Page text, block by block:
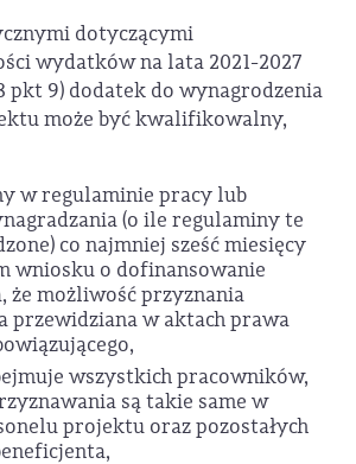
dotyczącymi
wydatków na lata 2021-2027
pkt 9) dodatek do wynagrodzenia
może być kwalifikowalny,
w regulaminie pracy lub
(o ile regulaminy te
co najmniej sześć miesięcy
wniosku o dofinansowanie
że możliwość przyznania
przewidziana w aktach prawa
wszystkich pracowników,
są takie same w
projektu oraz pozostałych